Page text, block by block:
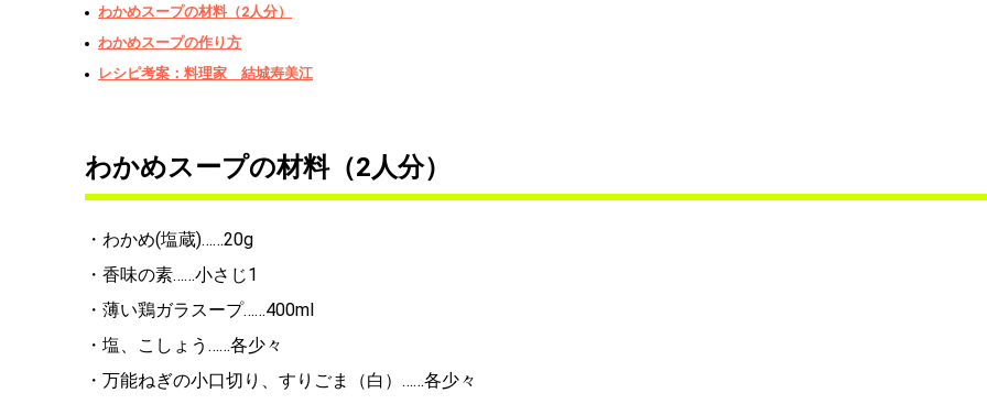
わかめスープの材料（2人分）
わかめスープの作り方
レシピ考案：料理家 結城寿美江
わかめスープの材料（2人分）
・わかめ(塩蔵)……20g
・香味の素……小さじ1
・薄い鶏ガラスープ……400ml
・塩、こしょう……各少々
・万能ねぎの小口切り、すりごま（白）……各少々